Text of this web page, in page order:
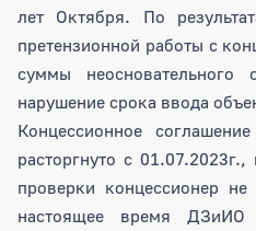
лет Октября. По
претензионной работы с
суммы
нарушение срока ввода
Концессионное
расторгнуто с
проверки концессионер
настоящее время ДЗиИО